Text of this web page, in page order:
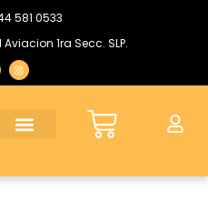
581 0533
1ra Secc. SLP.